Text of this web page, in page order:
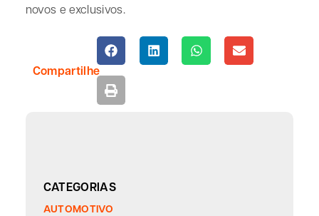
novos e exclusivos.
Compartilhe
CATEGORIAS
AUTOMOTIVO